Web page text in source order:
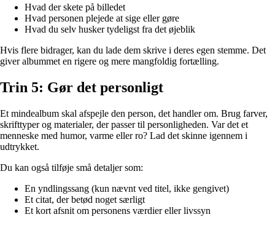
Hvad der skete på billedet
Hvad personen plejede at sige eller gøre
Hvad du selv husker tydeligst fra det øjeblik
Hvis flere bidrager, kan du lade dem skrive i deres egen stemme. Det
giver albummet en rigere og mere mangfoldig fortælling.
Trin 5: Gør det personligt
Et mindealbum skal afspejle den person, det handler om. Brug farver,
skrifttyper og materialer, der passer til personligheden. Var det et
menneske med humor, varme eller ro? Lad det skinne igennem i
udtrykket.
Du kan også tilføje små detaljer som:
En yndlingssang (kun nævnt ved titel, ikke gengivet)
Et citat, der betød noget særligt
Et kort afsnit om personens værdier eller livssyn